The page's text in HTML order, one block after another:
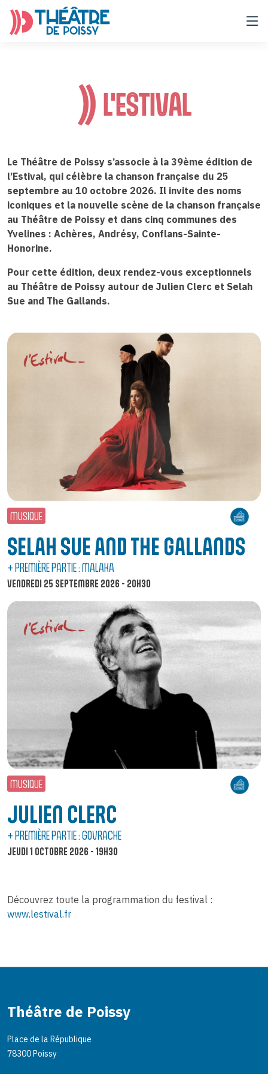
L'ESTIVAL
Le Théâtre de Poissy s’associe à la 39ème édition de
l’Estival, qui célèbre la chanson française du 25
septembre au 10 octobre 2026. Il invite des noms
iconiques et la nouvelle scène de la chanson française
au Théâtre de Poissy et dans cinq communes des
Yvelines : Achères, Andrésy, Conflans-Sainte-
Honorine.
Pour cette édition, deux rendez-vous exceptionnels
au Théâtre de Poissy autour de Julien Clerc et Selah
Sue and The Gallands.
MUSIQUE
SELAH SUE AND THE GALLANDS
+ PREMIÈRE PARTIE : MALAKA
VENDREDI 25 SEPTEMBRE 2026 - 20H30
MUSIQUE
JULIEN CLERC
+ PREMIÈRE PARTIE : GOVRACHE
JEUDI 1 OCTOBRE 2026 - 19H30
Découvrez toute la programmation du festival :
www.lestival.fr
Théâtre de Poissy
Place de la République
78300 Poissy